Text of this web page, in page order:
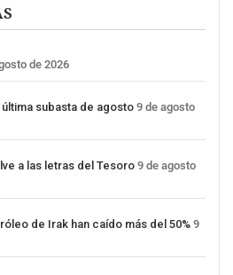
de 2026
última subasta de agosto 9 de agosto
a las letras del Tesoro 9 de agosto
de Irak han caído más del 50% 9